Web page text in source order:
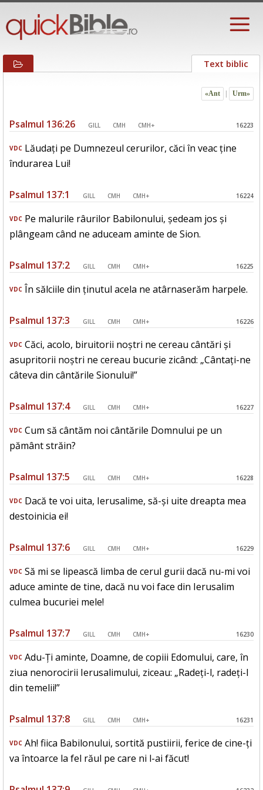
Text biblic
«Ant Urm»
Psalmul 136:26 GILL CMH CMH+ 16223
VDC Lăudați pe Dumnezeul cerurilor, căci în veac ține
îndurarea Lui!
Psalmul 137:1 GILL CMH CMH+ 16224
VDC Pe malurile râurilor Babilonului, ședeam jos și
plângeam când ne aduceam aminte de Sion.
Psalmul 137:2 GILL CMH CMH+ 16225
VDC În sălciile din ținutul acela ne atârnaserăm harpele.
Psalmul 137:3 GILL CMH CMH+ 16226
VDC Căci, acolo, biruitorii noștri ne cereau cântări și
asupritorii noștri ne cereau bucurie zicând: „Cântați-ne
câteva din cântările Sionului!”
Psalmul 137:4 GILL CMH CMH+ 16227
VDC Cum să cântăm noi cântările Domnului pe un
pământ străin?
Psalmul 137:5 GILL CMH CMH+ 16228
VDC Dacă te voi uita, Ierusalime, să-și uite dreapta mea
destoinicia ei!
Psalmul 137:6 GILL CMH CMH+ 16229
VDC Să mi se lipească limba de cerul gurii dacă nu-mi voi
aduce aminte de tine, dacă nu voi face din Ierusalim
culmea bucuriei mele!
Psalmul 137:7 GILL CMH CMH+ 16230
VDC Adu-Ți aminte, Doamne, de copiii Edomului, care, în
ziua nenorocirii Ierusalimului, ziceau: „Radeți-l, radeți-l
din temelii!”
Psalmul 137:8 GILL CMH CMH+ 16231
VDC Ah! fiica Babilonului, sortită pustiirii, ferice de cine-ți
va întoarce la fel răul pe care ni l-ai făcut!